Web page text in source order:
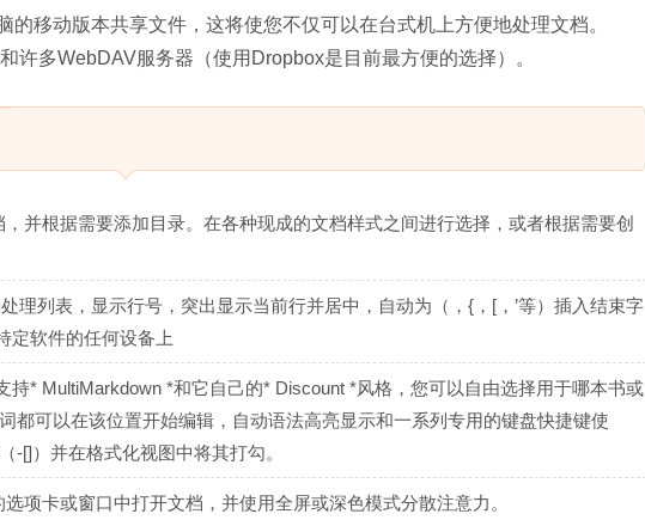
移动版本共享文件，这将使您不仅可以在台式机上方便地处理文档。
许多WebDAV服务器（使用Dropbox是目前最方便的选择）。
并根据需要添加目录。在各种现成的文档样式之间进行选择，或者根据需要创
理列表，显示行号，突出显示当前行并居中，自动为（，{，[，’等）插入结束字
定软件的任何设备上
* MultiMarkdown *和它自己的* Discount *风格，您可以自由选择用于哪本书或
都可以在该位置开始编辑，自动语法高亮显示和一系列专用的键盘快捷键使
-[]）并在格式化视图中将其打勾。
项卡或窗口中打开文档，并使用全屏或深色模式分散注意力。